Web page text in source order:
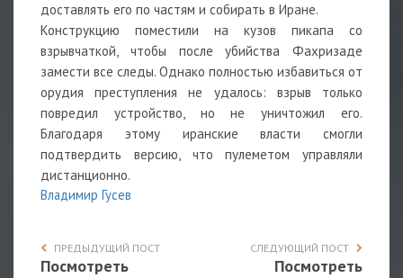
доставлять его по частям и собирать в Иране.
Конструкцию поместили на кузов пикапа со
взрывчаткой, чтобы после убийства Фахризаде
замести все следы. Однако полностью избавиться от
орудия преступления не удалось: взрыв только
повредил устройство, но не уничтожил его.
Благодаря этому иранские власти смогли
подтвердить версию, что пулеметом управляли
дистанционно.
Владимир Гусев
ПРЕДЫДУЩИЙ ПОСТ
Посмотреть
СЛЕДУЮЩИЙ ПОСТ
Посмотреть